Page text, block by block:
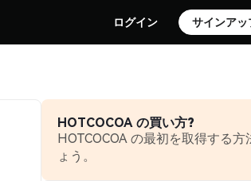
ログイン サインアッ
HOTCOCOA の買い方?
HOTCOCOA の最初を取得する方
ょう。